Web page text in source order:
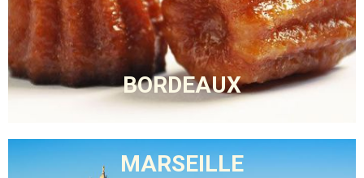
BORDEAUX
MARSEILLE